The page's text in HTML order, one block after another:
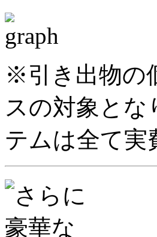
※引き出物の
スの対象と
テムは全て実